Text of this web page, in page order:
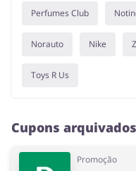
Perfumes Club
Norauto Nike
Toys R Us
Cupons arquivados
Promoção